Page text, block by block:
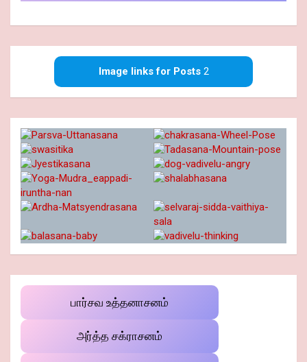
Image links for Posts2
பார்சவ உத்தனாசனம்
அர்த்த சக்ராசனம்